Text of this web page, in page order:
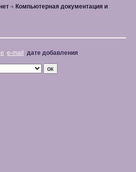
Компьютерная документация и
e-mail дате добавления